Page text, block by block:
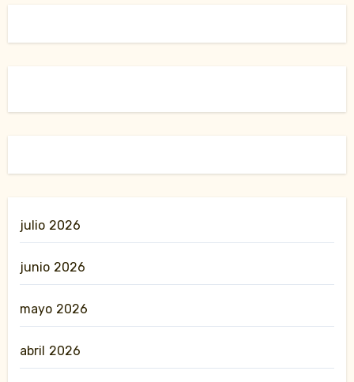
julio 2026
junio 2026
mayo 2026
abril 2026